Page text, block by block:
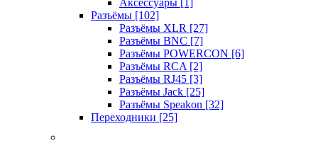
Аксессуары [1]
Разъёмы [102]
Разъёмы XLR [27]
Разъёмы BNC [7]
Разъёмы POWERCON [6]
Разъёмы RCA [2]
Разъёмы RJ45 [3]
Разъёмы Jack [25]
Разъёмы Speakon [32]
Переходники [25]